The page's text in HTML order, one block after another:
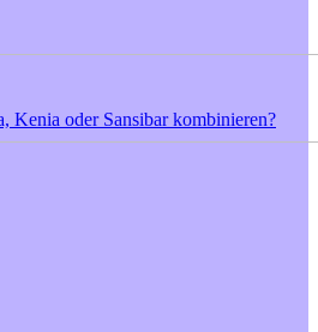
Kenia oder Sansibar kombinieren?